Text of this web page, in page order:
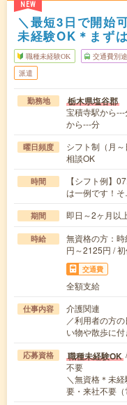
NEW
＼最短3日で開始
未経験OK＊まず
職種未経験OK 交通費別
派遣
勤務地 栃木県塩谷郡
宝積寺駅から
から---分
曜日頻度
シフト制（月
相談OK
時間
【シフト例】
は一例です！
期間 即日～2ヶ月以
時給
無資格の方：
円～2125円 /
交通費
全額支給
仕事内容
介護関連
／利用者の方
い物や散歩に
応募資格 職種未経験OK
不要
＼無資格＊未
要・来社不要